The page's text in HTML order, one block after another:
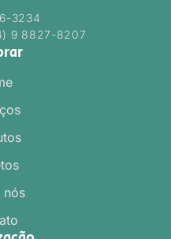
3234
9 8827-8207
nós